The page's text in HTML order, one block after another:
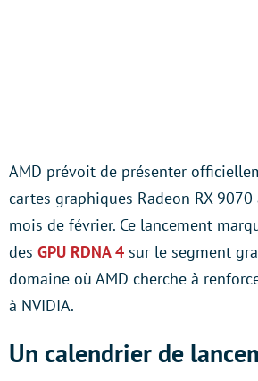
AMD prévoit de présenter
cartes graphiques Radeon RX
mois de février. Ce lancement
des GPU RDNA 4 sur le segment
domaine où AMD cherche à
à NVIDIA.
Un calendrier de